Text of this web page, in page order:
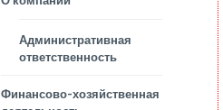
Административная
ответственность
Финансово-хозяйственная